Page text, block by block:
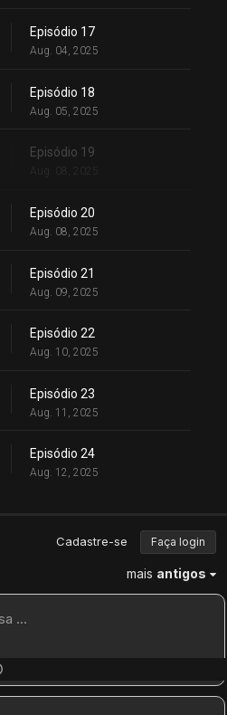
Episódio 17
Aug. 04, 2025
Episódio 18
Aug. 05, 2025
Episódio 19
Episódio 20
Aug. 08, 2025
Episódio 21
Aug. 09, 2025
Episódio 22
Aug. 10, 2025
Episódio 23
Aug. 11, 2025
Episódio 24
Aug. 12, 2025